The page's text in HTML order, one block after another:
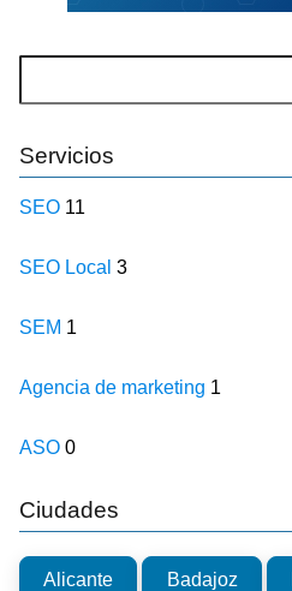
Buscar
Servicios
SEO 11
SEO Local 3
SEM 1
Agencia de marketing 1
ASO 0
Ciudades
Alicante Badajoz